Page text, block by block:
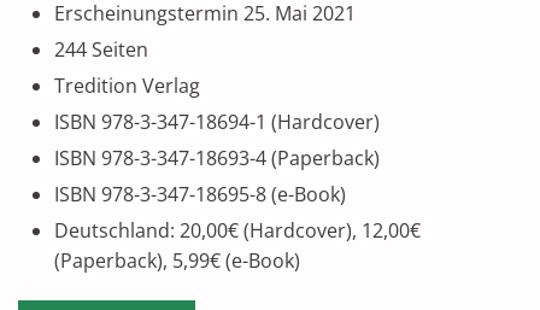
Erscheinungstermin 25. Mai 2021
244 Seiten
Tredition Verlag
ISBN 978-3-347-18694-1 (Hardcover)
ISBN 978-3-347-18693-4 (Paperback)
ISBN 978-3-347-18695-8 (e-Book)
Deutschland: 20,00€ (Hardcover), 12,00€
(Paperback), 5,99€ (e-Book)